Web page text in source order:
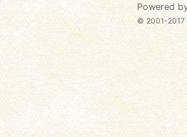
Powered
© 2001-2017